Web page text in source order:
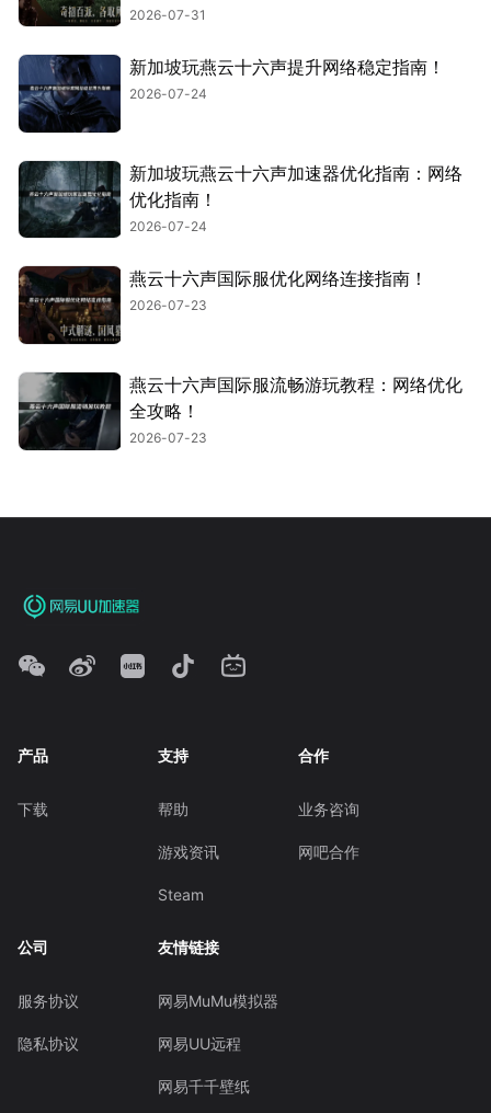
2026-07-31
新加坡玩燕云十六声提升网络稳定指南！
2026-07-24
新加坡玩燕云十六声加速器优化指南：网络
优化指南！
2026-07-24
燕云十六声国际服优化网络连接指南！
2026-07-23
燕云十六声国际服流畅游玩教程：网络优化
全攻略！
2026-07-23
产品
下载
支持
帮助
游戏资讯
Steam
合作
业务咨询
网吧合作
公司
服务协议
隐私协议
友情链接
网易MuMu模拟器
网易UU远程
网易千千壁纸